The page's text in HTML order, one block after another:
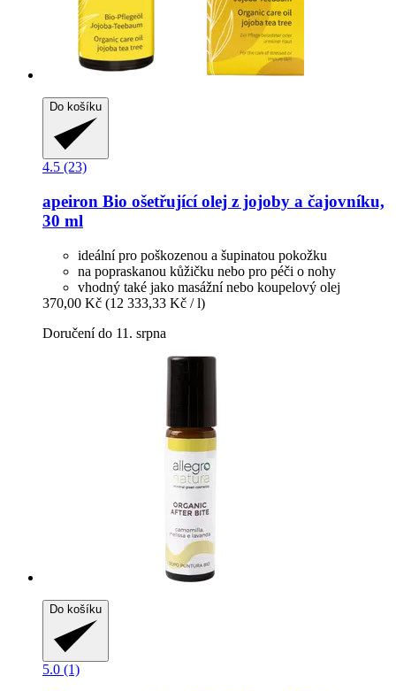
Do košíku
4.5 (23)
apeiron Bio ošetřující olej z jojoby a čajovníku,
30 ml
ideální pro poškozenou a šupinatou pokožku
na popraskanou kůžičku nebo pro péči o nohy
vhodný také jako masážní nebo koupelový olej
370,00 Kč (12 333,33 Kč / l)
Doručení do 11. srpna
Do košíku
5.0 (1)